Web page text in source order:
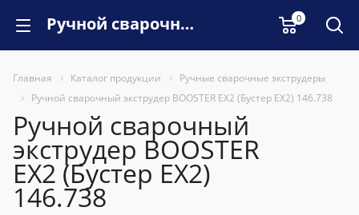
Ручной сварочный экструдер BOOSTER EX2 (Бустер EX2) 146.738 0
Главная Каталог продукции
Ручные сварочные экструдеры
Ручной сварочный экструдер BOOSTER EX2 (Бустер EX2) 146.738
Ручной сварочный
экструдер BOOSTER
EX2 (Бустер EX2)
146.738